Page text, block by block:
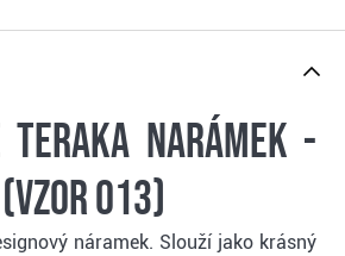
Teraka narámek -
013)
náramek. Slouží jako krásný